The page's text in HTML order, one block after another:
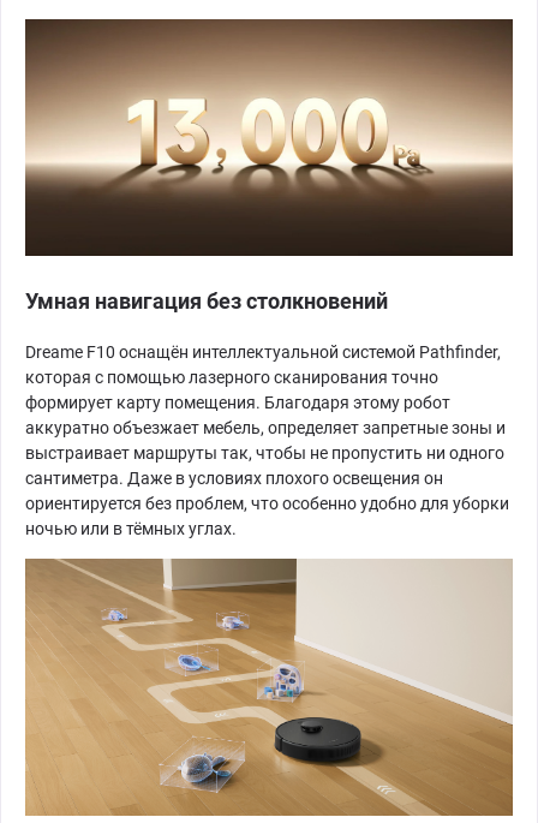
Умная навигация без столкновений
Dreame F10 оснащён интеллектуальной системой Pathfinder,
которая с помощью лазерного сканирования точно
формирует карту помещения. Благодаря этому робот
аккуратно объезжает мебель, определяет запретные зоны и
выстраивает маршруты так, чтобы не пропустить ни одного
сантиметра. Даже в условиях плохого освещения он
ориентируется без проблем, что особенно удобно для уборки
ночью или в тёмных углах.